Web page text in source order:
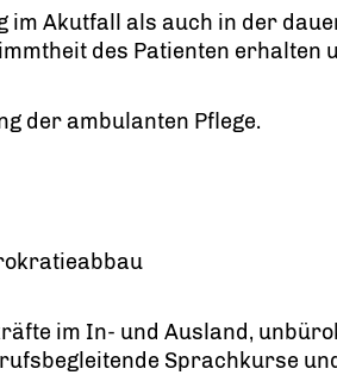
im Akutfall als auch in der
des Patienten erhalten
der ambulanten Pflege.
im In- und Ausland,
Sprachkurse